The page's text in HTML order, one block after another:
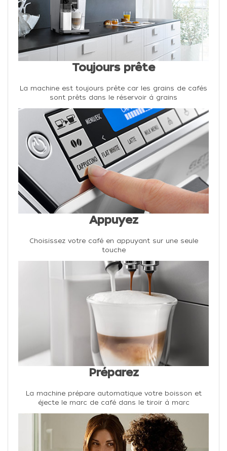
Toujours prête
La machine est toujours prête car les grains de cafés
sont prêts dans le réservoir à grains
Appuyez
Choisissez votre café en appuyant sur une seule
touche
Préparez
La machine prépare automatique votre boisson et
éjecte le marc de café dans le tiroir à marc